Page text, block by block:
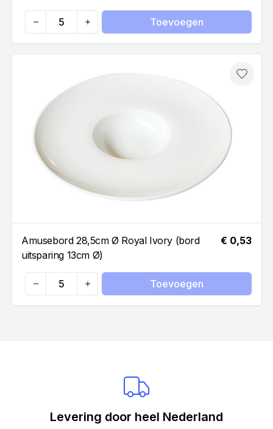
Quantity
Toevoegen
Amusebord 28,5cm Ø Royal Ivory (bord
uitsparing 13cm Ø)
€ 0,53
Quantity
Toevoegen
Levering door heel Nederland